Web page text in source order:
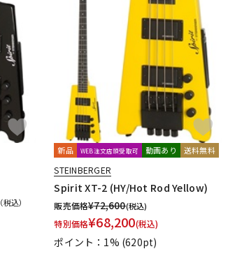
レコーディン
グ機器
配信/ライブ
（税込）
新品 WEB注文店頭受取可 動画あり 送料無料
STEINBERGER
Spirit XT-2 (HY/Hot Rod Yellow)
販売価格¥72,600(税込)
特別価格¥68,200(税込)
ポイント：1% (620pt)